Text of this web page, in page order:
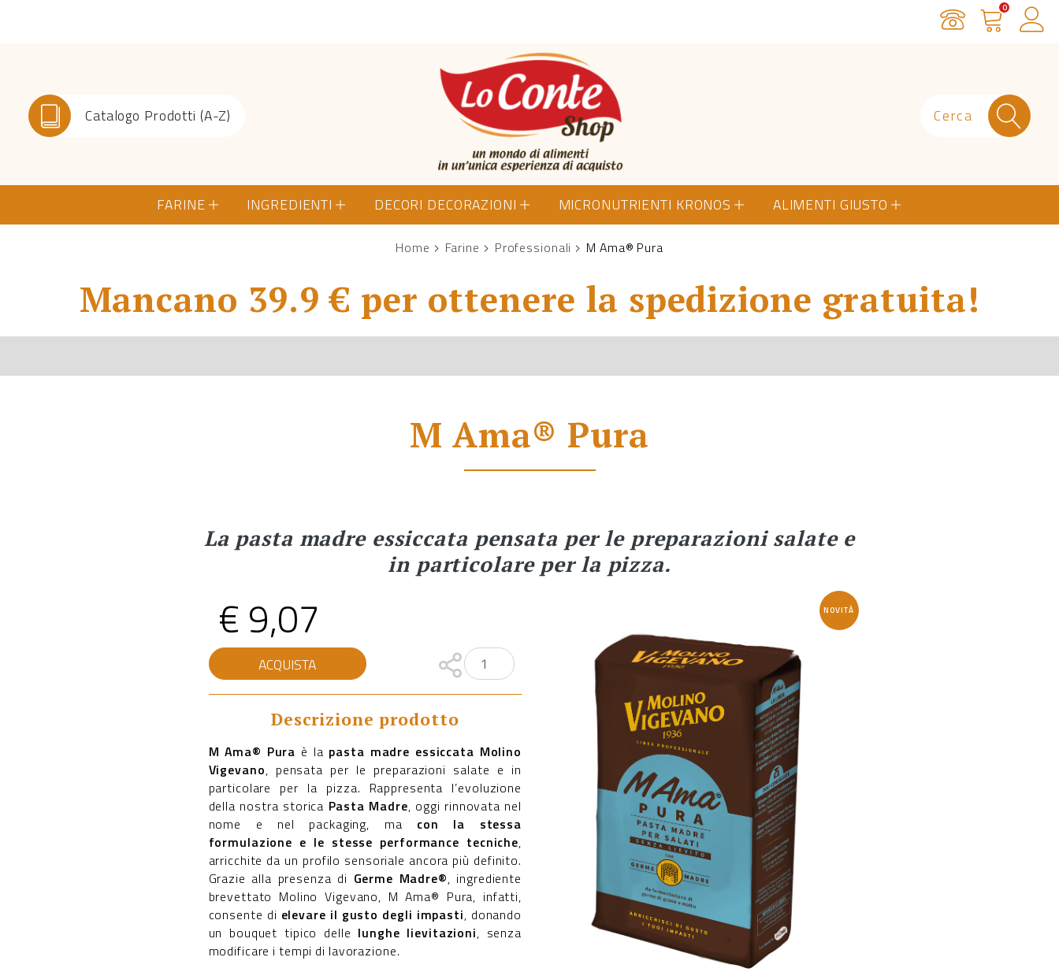
Servizio Clienti
Carrello
0
Catalogo Prodotti (A-Z)
Lo Conte Shop
FARINE INGREDIENTI DECORI DECORAZIONI MICRONUTRIENTI KRONOS ALIMENTI GIUSTO
Home Farine Professionali M Ama® Pura
Mancano 39.9 € per ottenere la spedizione gratuita!
M Ama® Pura
La pasta madre essiccata pensata per le preparazioni salate e
in particolare per la pizza.
NOVITÀ
€ 9,07
M
Ama®
Pura
quantità
ACQUISTA
Descrizione prodotto
M Ama® Pura è la pasta madre essiccata Molino
Vigevano, pensata per le preparazioni salate e in
particolare per la pizza. Rappresenta l’evoluzione
della nostra storica Pasta Madre, oggi rinnovata nel
nome e nel packaging, ma con la stessa
formulazione e le stesse performance tecniche,
arricchite da un profilo sensoriale ancora più definito.
Grazie alla presenza di Germe Madre®, ingrediente
brevettato Molino Vigevano, M Ama® Pura, infatti,
consente di elevare il gusto degli impasti, donando
un bouquet tipico delle lunghe lievitazioni, senza
modificare i tempi di lavorazione.